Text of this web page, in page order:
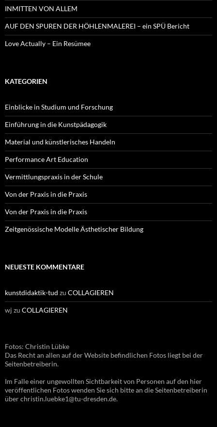
INMITTEN VON ALLEM
AUF DEN SPUREN DER HÖHLENMALEREI – ein SPÜ Bericht
Love Actually – Ein Resümee
KATEGORIEN
Einblicke in Studium und Forschung
Einführung in die Kunstpädagogik
Material und künstlerisches Handeln
Performance Art Education
Vermittlungspraxis in der Schule
Von der Praxis in die Praxis
Von der Praxis in die Praxis
Zeitgenössische Modelle Ästhetischer Bildung
NEUESTE KOMMENTARE
kunstdidaktik-tud zu COLLAGIEREN
wj zu COLLAGIEREN
Fotos: Christin Lübke
Das Recht an allen auf der Website befindlichen Fotos liegt bei der
Seitenbetreiberin.
Im Falle einer ungewollten Sichtbarkeit von Personen auf den hier
veröffentlichen Fotos wenden Sie sich bitte an die Seitenbetreiberin
über christin.luebke1@tu-dresden.de.